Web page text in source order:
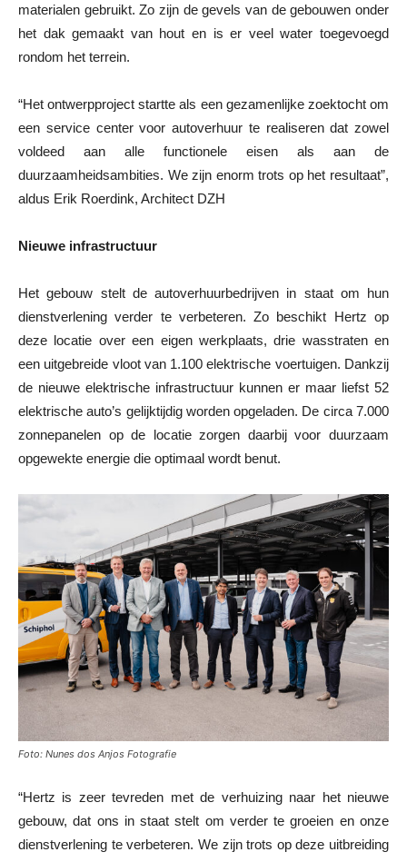
materialen gebruikt. Zo zijn de gevels van de gebouwen onder
het dak gemaakt van hout en is er veel water toegevoegd
rondom het terrein.
“Het ontwerpproject startte als een gezamenlijke zoektocht om
een service center voor autoverhuur te realiseren dat zowel
voldeed aan alle functionele eisen als aan de
duurzaamheidsambities. We zijn enorm trots op het resultaat”,
aldus Erik Roerdink, Architect DZH
Nieuwe infrastructuur
Het gebouw stelt de autoverhuurbedrijven in staat om hun
dienstverlening verder te verbeteren. Zo beschikt Hertz op
deze locatie over een eigen werkplaats, drie wasstraten en
een uitgebreide vloot van 1.100 elektrische voertuigen. Dankzij
de nieuwe elektrische infrastructuur kunnen er maar liefst 52
elektrische auto’s gelijktijdig worden opgeladen. De circa 7.000
zonnepanelen op de locatie zorgen daarbij voor duurzaam
opgewekte energie die optimaal wordt benut.
Foto: Nunes dos Anjos Fotografie
“Hertz is zeer tevreden met de verhuizing naar het nieuwe
gebouw, dat ons in staat stelt om verder te groeien en onze
dienstverlening te verbeteren. We zijn trots op deze uitbreiding